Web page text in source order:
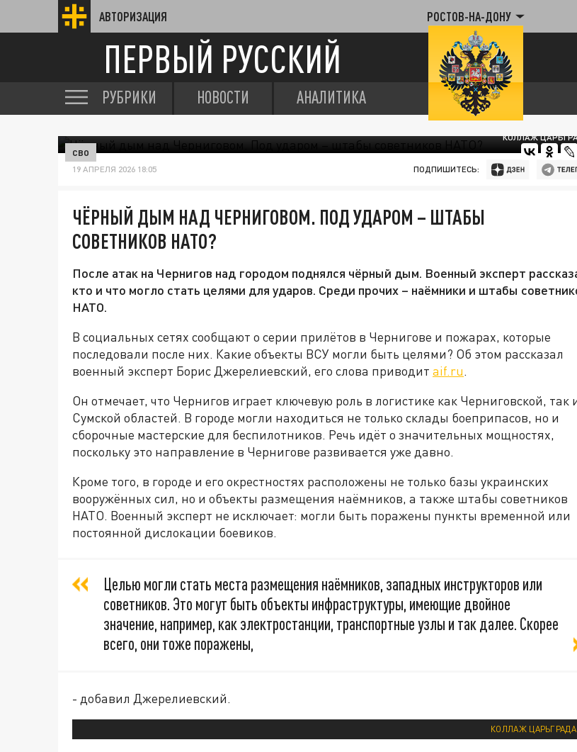
АВТОРИЗАЦИЯ РОСТОВ-НА-ДОНУ
ПЕРВЫЙ РУССКИЙ
РУБРИКИ НОВОСТИ АНАЛИТИКА
КОЛЛАЖ
СВО
19 АПРЕЛЯ 2026 18:05 ПОДПИШИТЕСЬ:
ЧЁРНЫЙ ДЫМ НАД ЧЕРНИГОВОМ. ПОД УДАРОМ – ШТАБЫ
СОВЕТНИКОВ НАТО?
После атак на Чернигов над городом поднялся чёрный дым. Военный эксперт
кто и что могло стать целями для ударов. Среди прочих – наёмники и штабы
НАТО.
В социальных сетях сообщают о серии прилётов в Чернигове и пожарах, которые
последовали после них. Какие объекты ВСУ могли быть целями? Об этом рассказал
военный эксперт Борис Джерелиевский, его слова приводит aif.ru.
Он отмечает, что Чернигов играет ключевую роль в логистике как Черниговской, так
Сумской областей. В городе могли находиться не только склады боеприпасов, но и
сборочные мастерские для беспилотников. Речь идёт о значительных мощностях,
поскольку это направление в Чернигове развивается уже давно.
Кроме того, в городе и его окрестностях расположены не только базы украинских
вооружённых сил, но и объекты размещения наёмников, а также штабы советников
НАТО. Военный эксперт не исключает: могли быть поражены пункты временной или
постоянной дислокации боевиков.
Целью могли стать места размещения наёмников, западных инструкторов или
советников. Это могут быть объекты инфраструктуры, имеющие двойное
значение, например, как электростанции, транспортные узлы и так далее. Скорее
всего, они тоже поражены,
- добавил Джерелиевский.
КОЛЛАЖ ЦАРЬГРАДА